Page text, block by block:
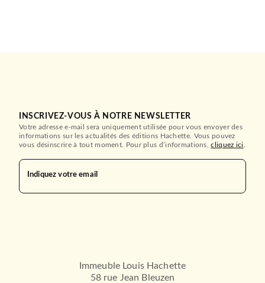
INSCRIVEZ-VOUS À NOTRE NEWSLETTER
Votre adresse e-mail sera uniquement utilisée pour vous envoyer des
informations sur les actualités des éditions Hachette. Vous pouvez
vous désinscrire à tout moment. Pour plus d’informations,cliquez ici
Indiquez votre email
Immeuble Louis Hachette
58 rue Jean Bleuzen